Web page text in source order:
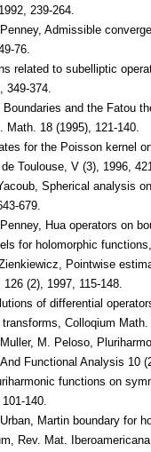
239-264.
Admissible
76.
related to subelliptic
349-374.
and the Fatou
Math. 18 (1995), 121-140.
for the Poisson kernel
Toulouse, V (3), 1996,
Spherical analysis
679.
Hua operators on
for holomorphic
Pointwise
(2), 1997, 115-148.
of differential
Colloqium
M. Peloso,
Functional Analysis 10
functions on
140.
Martin boundary for
Rev. Mat.